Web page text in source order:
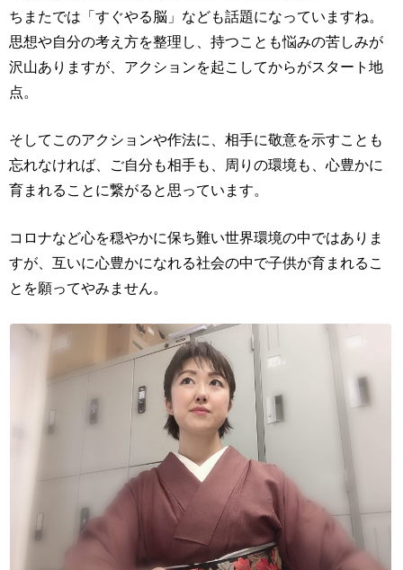
ちまたでは「すぐやる脳」なども話題になっていますね。
思想や自分の考え方を整理し、持つことも悩みの苦しみが
沢山ありますが、アクションを起こしてからがスタート地
点。
そしてこのアクションや作法に、相手に敬意を示すことも
忘れなければ、ご自分も相手も、周りの環境も、心豊かに
育まれることに繋がると思っています。
コロナなど心を穏やかに保ち難い世界環境の中ではありま
すが、互いに心豊かになれる社会の中で子供が育まれるこ
とを願ってやみません。